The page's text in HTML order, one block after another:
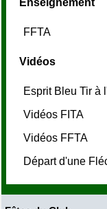
FFTA
Vidéos
Esprit Bleu Tir à
Vidéos FITA
Vidéos FFTA
Départ d'une